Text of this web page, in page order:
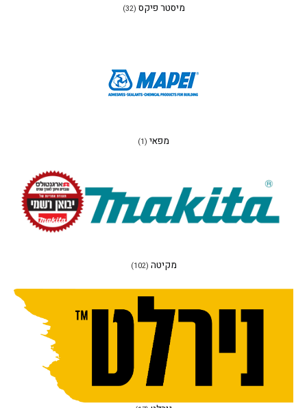
מיסטר פיקס (32)
מפאי (1)
מקיטה (102)